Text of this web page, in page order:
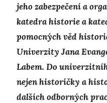
jeho zabezpečení a
katedra historie a
pomocných věd
Univerzity Jana
Labem. Do
nejen historičky a
dalších odborných